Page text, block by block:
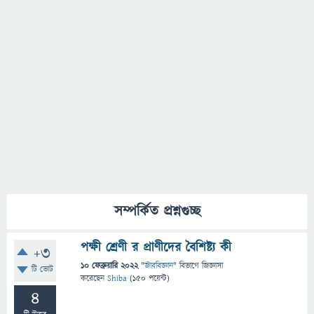
সম্পর্কিত প্রশ্নগুচ্ছ
+3
টি ভোট
4
পক্ষী শ্রেণী র প্রাণীদের বৈশিষ্ট্য কী
10 ফেব্রুয়ারি 2022 "জীববিজ্ঞান" বিভাগে জিজ্ঞাসা
করেছেনShiba (150 পয়েন্ট)